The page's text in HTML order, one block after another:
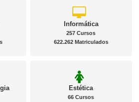
Informática
257 Cursos
622.262 Matriculados
Estética
66 Cursos